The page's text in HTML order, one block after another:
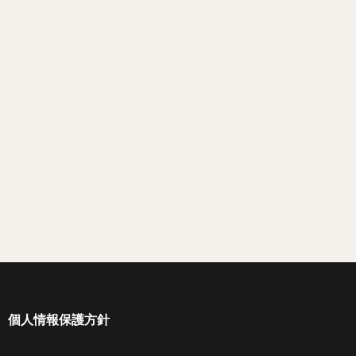
個人情報保護方針